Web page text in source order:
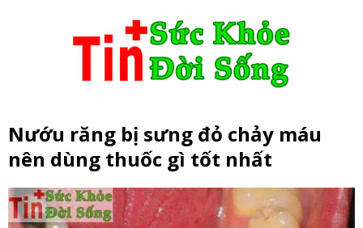
Nướu răng bị sưng đỏ chảy máu
nên dùng thuốc gì tốt nhất